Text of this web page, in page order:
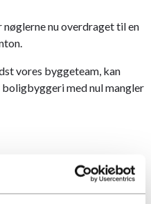
nøglerne nu overdraget til en
vores byggeteam, kan
med nul mangler